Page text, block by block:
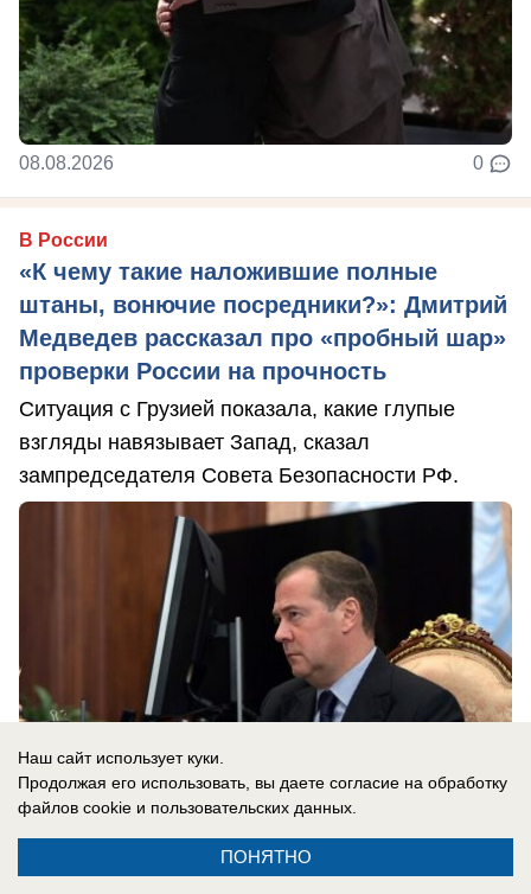
08.08.2026 0
В России
«К чему такие наложившие полные
штаны, вонючие посредники?»: Дмитрий
Медведев рассказал про «пробный шар»
проверки России на прочность
Ситуация с Грузией показала, какие глупые
взгляды навязывает Запад, сказал
зампредседателя Совета Безопасности РФ.
Наш сайт использует куки.
Продолжая его использовать, вы даете согласие на обработку
файлов cookie и пользовательских данных.
ПОНЯТНО